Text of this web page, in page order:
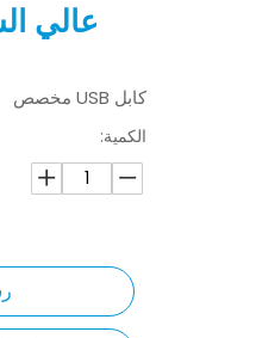
كابل USB مخصص
الكمية: